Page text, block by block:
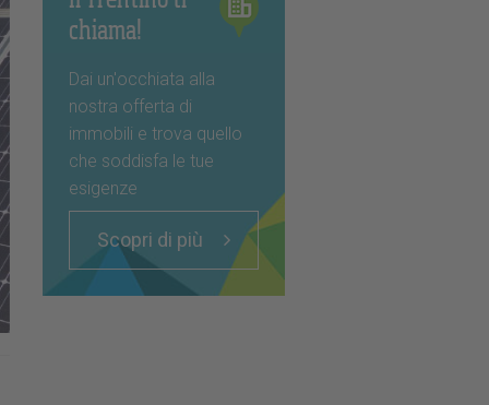
chiama!
Dai un'occhiata alla
nostra offerta di
immobili e trova quello
che soddisfa le tue
esigenze
Scopri di più